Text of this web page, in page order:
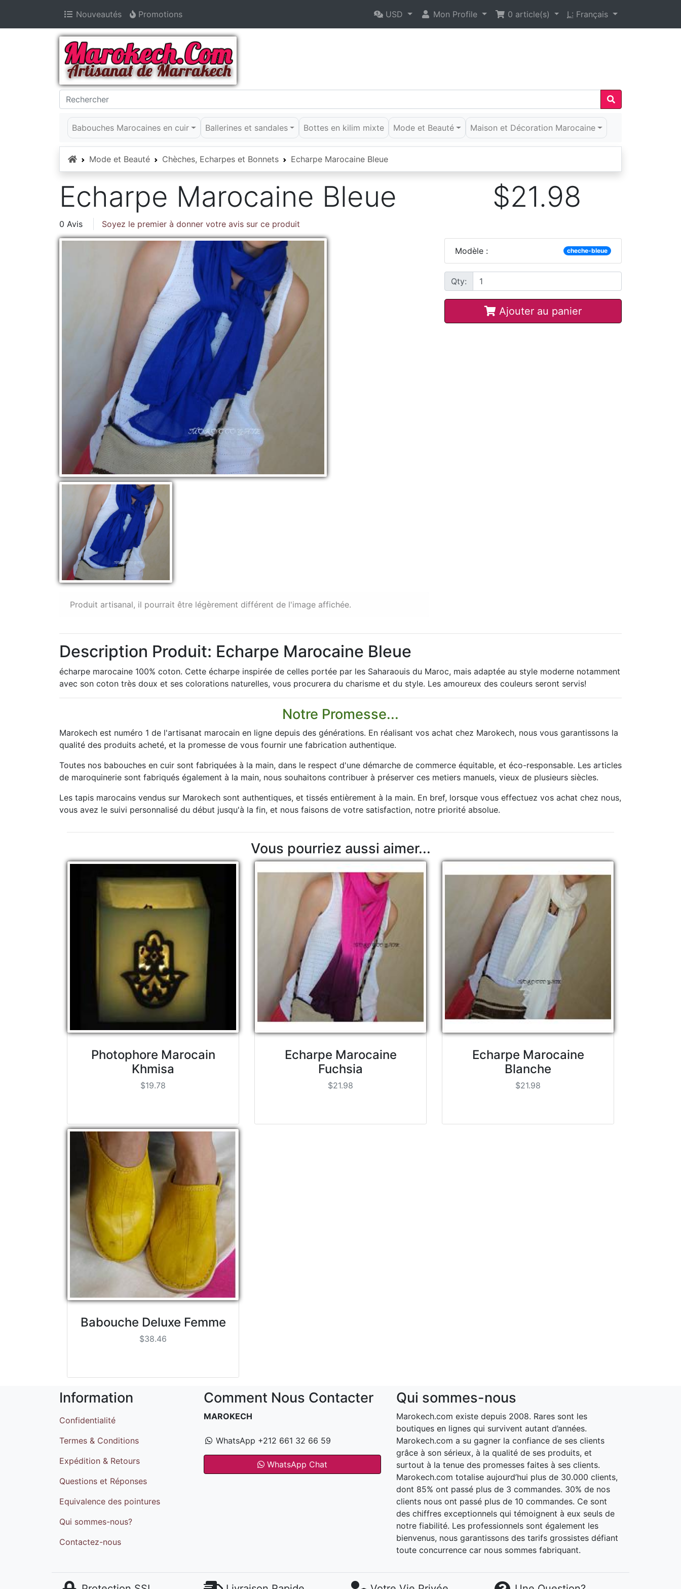
Nouveautés Promotions USD Mon Profile 0 article(s) L: Français
Babouches Marocaines en cuir Ballerines et sandales Bottes en kilim mixte Mode et Beauté Maison et Décoration Marocaine
AccueilMode et Beauté Chèches, Echarpes et Bonnets Echarpe Marocaine Bleue
Echarpe Marocaine Bleue $21.98
0 Avis Soyez le premier à donner votre avis sur ce produit
Produit artisanal, il pourrait être légèrement différent de l'image affichée.
Modèle : cheche-bleue
Qty:
Ajouter au panier
Description Produit: Echarpe Marocaine Bleue
écharpe marocaine 100% coton. Cette écharpe inspirée de celles portée par les Saharaouis du Maroc, mais adaptée au style moderne notamment
avec son coton très doux et ses colorations naturelles, vous procurera du charisme et du style. Les amoureux des couleurs seront servis!
Notre Promesse...
Marokech est numéro 1 de l'artisanat marocain en ligne depuis des générations. En réalisant vos achat chez Marokech, nous vous garantissons la
qualité des produits acheté, et la promesse de vous fournir une fabrication authentique.
Toutes nos babouches en cuir sont fabriquées à la main, dans le respect d'une démarche de commerce équitable, et éco-responsable. Les articles
de maroquinerie sont fabriqués également à la main, nous souhaitons contribuer à préserver ces metiers manuels, vieux de plusieurs siècles.
Les tapis marocains vendus sur Marokech sont authentiques, et tissés entièrement à la main. En bref, lorsque vous effectuez vos achat chez nous,
vous avez le suivi personnalisé du début jusqu'à la fin, et nous faisons de votre satisfaction, notre priorité absolue.
Vous pourriez aussi aimer...
Photophore Marocain
Khmisa
$19.78
Echarpe Marocaine
Fuchsia
$21.98
Echarpe Marocaine
Blanche
$21.98
Babouche Deluxe Femme
$38.46
Information
Confidentialité
Termes & Conditions
Expédition & Retours
Questions et Réponses
Equivalence des pointures
Qui sommes-nous?
Contactez-nous
Comment Nous Contacter
MAROKECH
WhatsApp +212 661 32 66 59
WhatsApp Chat
Qui sommes-nous
Marokech.com existe depuis 2008. Rares sont les
boutiques en lignes qui survivent autant d’années.
Marokech.com a su gagner la confiance de ses clients
grâce à son sérieux, à la qualité de ses produits, et
surtout à la tenue des promesses faites à ses clients.
Marokech.com totalise aujourd’hui plus de 30.000 clients,
dont 85% ont passé plus de 3 commandes. 30% de nos
clients nous ont passé plus de 10 commandes. Ce sont
des chiffres exceptionnels qui témoignent à eux seuls de
notre fiabilité. Les professionnels sont également les
bienvenus, nous garantissons des tarifs grossistes défiant
toute concurrence car nous sommes fabriquant.